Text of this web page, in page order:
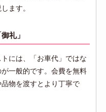
ます。
礼」
には、「お車代」ではな
一般的です。会費を無料
物を渡すとより丁寧で